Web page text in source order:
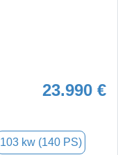
23.990 €
103 kw (140 PS)